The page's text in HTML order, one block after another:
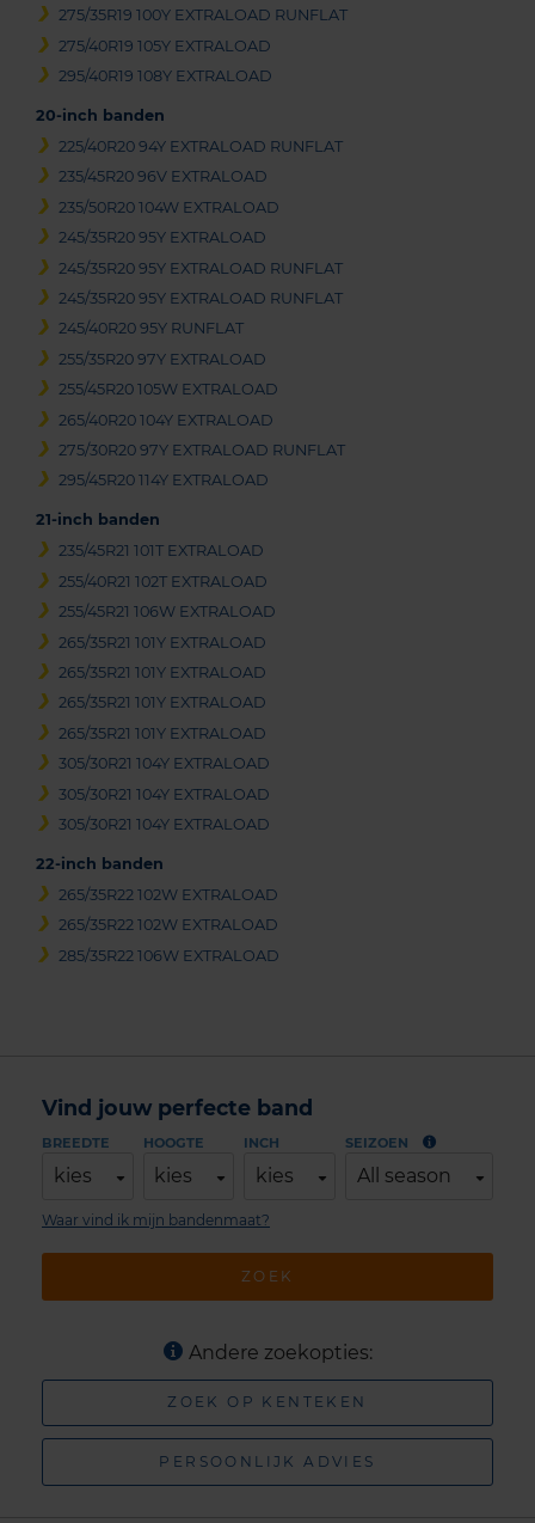
275/35R19 100Y EXTRALOAD RUNFLAT
275/40R19 105Y EXTRALOAD
295/40R19 108Y EXTRALOAD
20-inch banden
225/40R20 94Y EXTRALOAD RUNFLAT
235/45R20 96V EXTRALOAD
235/50R20 104W EXTRALOAD
245/35R20 95Y EXTRALOAD
245/35R20 95Y EXTRALOAD RUNFLAT
245/35R20 95Y EXTRALOAD RUNFLAT
245/40R20 95Y RUNFLAT
255/35R20 97Y EXTRALOAD
255/45R20 105W EXTRALOAD
265/40R20 104Y EXTRALOAD
275/30R20 97Y EXTRALOAD RUNFLAT
295/45R20 114Y EXTRALOAD
21-inch banden
235/45R21 101T EXTRALOAD
255/40R21 102T EXTRALOAD
255/45R21 106W EXTRALOAD
265/35R21 101Y EXTRALOAD
265/35R21 101Y EXTRALOAD
265/35R21 101Y EXTRALOAD
265/35R21 101Y EXTRALOAD
305/30R21 104Y EXTRALOAD
305/30R21 104Y EXTRALOAD
305/30R21 104Y EXTRALOAD
22-inch banden
265/35R22 102W EXTRALOAD
265/35R22 102W EXTRALOAD
285/35R22 106W EXTRALOAD
Vind jouw perfecte band
BREEDTE
kies
HOOGTE
kies
INCH
kies
SEIZOEN
All season
ZOEK
Waar vind ik mijn bandenmaat?
Andere zoekopties:
ZOEK OP KENTEKEN
PERSOONLIJK ADVIES